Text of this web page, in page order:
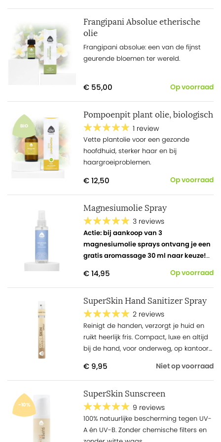
Frangipani Absolue etherische
olie
Frangipani absolue: een van de fijnst
geurende bloemen ter wereld.
€ 55,00 Op voorraad
BIO
Pompoenpit plant olie, biologisch
1 review
Vette plantolie voor een gezonde
hoofdhuid, sterker haar en bij
haargroeiproblemen.
€ 12,50 Op voorraad
Magnesiumolie Spray
3 reviews
Actie: bij aankoop van 3
magnesiumolie sprays ontvang je een
gratis aromassage 30 ml naar keuze!
met zacht rozenwater.
€ 14,95 Op voorraad
SuperSkin Hand Sanitizer Spray
2 reviews
Reinigt de handen, verzorgt je huid en
ruikt heerlijk fris. Compact, luxe en altijd
bij de hand, voor onderweg, op kantoor
€ 9,95 Niet op voorraad
-10%
SuperSkin Sunscreen
9 reviews
100% natuurlijke bescherming tegen UV-
A én UV-B. Zonder chemische filters en